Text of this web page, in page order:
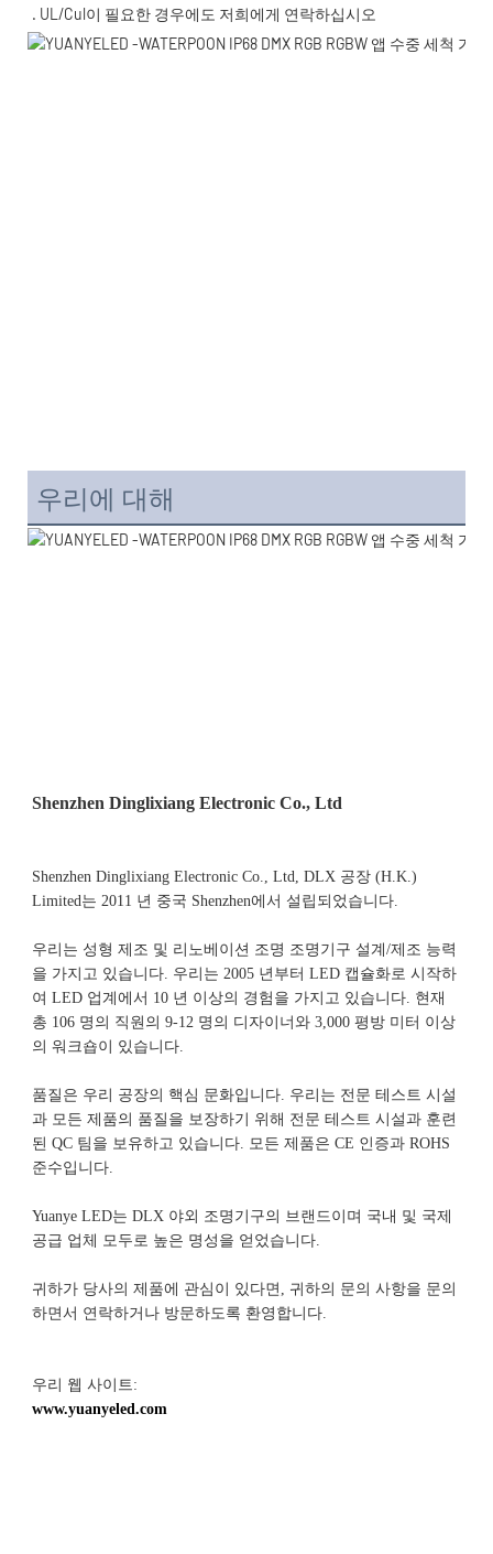
. UL/Cul이 필요한 경우에도 저희에게 연락하십시오
우리에 대해
Shenzhen Dinglixiang Electronic Co., Ltd, DLX 공장 (H.K.)
Limited는 2011 년 중국 Shenzhen에서 설립되었습니다.
우리는 성형 제조 및 리노베이션 조명 조명기구 설계/제조 능력
을 가지고 있습니다. 우리는 2005 년부터 LED 캡슐화로 시작하
여 LED 업계에서 10 년 이상의 경험을 가지고 있습니다. 현재
총 106 명의 직원의 9-12 명의 디자이너와 3,000 평방 미터 이상
품질은 우리 공장의 핵심 문화입니다. 우리는 전문 테스트 시설
과 모든 제품의 품질을 보장하기 위해 전문 테스트 시설과 훈련
된 QC 팀을 보유하고 있습니다. 모든 제품은 CE 인증과 ROHS
Yuanye LED는 DLX 야외 조명기구의 브랜드이며 국내 및 국제
귀하가 당사의 제품에 관심이 있다면, 귀하의 문의 사항을 문의
우리 웹 사이트: